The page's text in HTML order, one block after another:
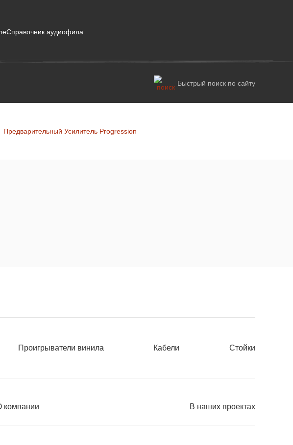
Справочник аудиофила
Быстрый поиск по сайту
Предварительный Усилитель Progression
Проигрыватели винила Кабели Стойки
компании В наших проектах